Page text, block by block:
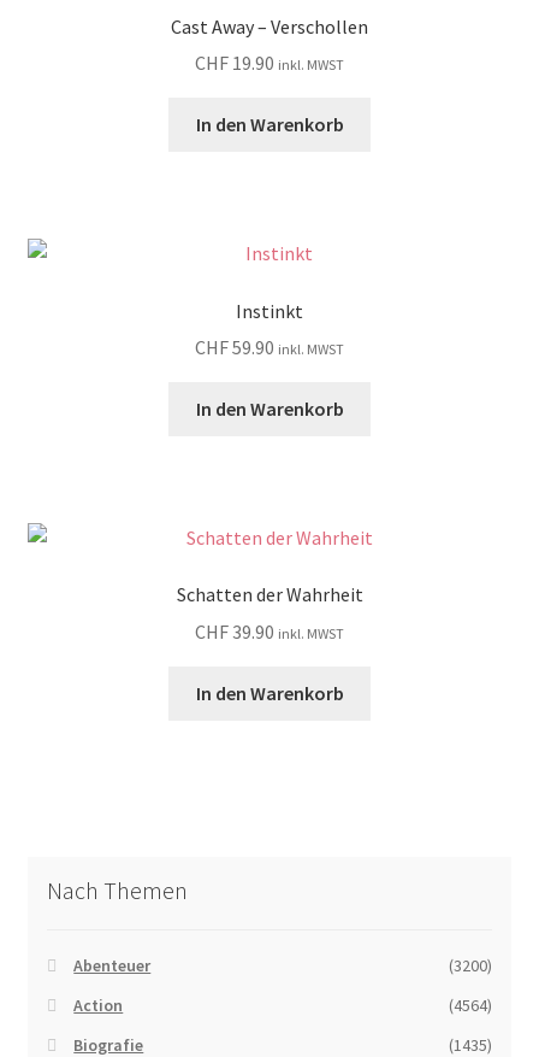
Cast Away – Verschollen
CHF 19.90 inkl. MWST
In den Warenkorb
Instinkt
CHF59.90 inkl. MWST
In den Warenkorb
Schatten der Wahrheit
CHF39.90 inkl. MWST
In den Warenkorb
Nach Themen
Abenteuer
(3200)
Action
(4564)
Biografie
(1435)